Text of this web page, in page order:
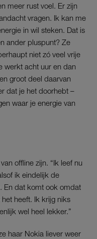
meer rust voel. Er zijn
vragen. Ik kan me
in wil steken. Dat is
ander pluspunt? Ze
niet zó veel vrije
werkt acht uur en dan
groot deel daarvan
dat je het doorhebt –
waar je energie van
offline zijn. “Ik leef nu
ik eindelijk de
En dat komt ook omdat
heeft. Ik krijg niks
wel heel lekker.”
haar Nokia liever weer